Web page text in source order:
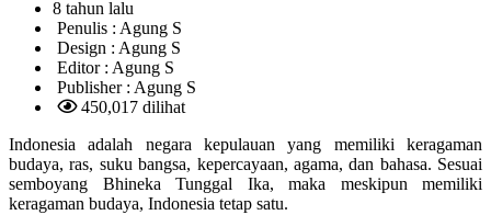
8 tahun lalu
Penulis : Agung S
Design : Agung S
Editor : Agung S
Publisher : Agung S
450,017 dilihat
Indonesia adalah negara kepulauan yang memiliki keragaman
budaya, ras, suku bangsa, kepercayaan, agama, dan bahasa. Sesuai
semboyang Bhineka Tunggal Ika, maka meskipun memiliki
keragaman budaya, Indonesia tetap satu.